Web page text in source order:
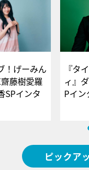
！げーみん
藤樹愛羅
SPインタ
『タ
ィ』
Pイ
ピックア